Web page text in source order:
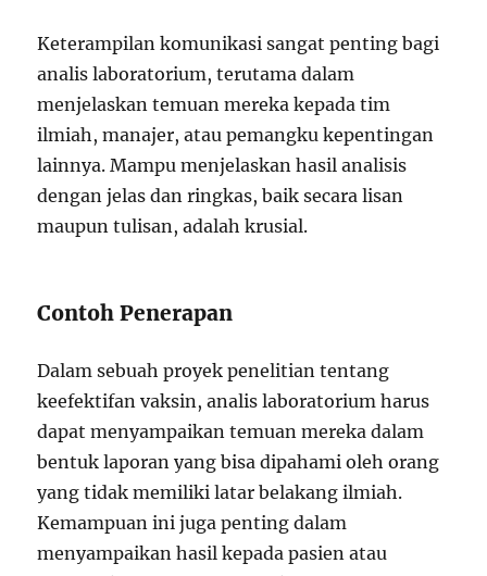
Keterampilan komunikasi sangat penting bagi
analis laboratorium, terutama dalam
menjelaskan temuan mereka kepada tim
ilmiah, manajer, atau pemangku kepentingan
lainnya. Mampu menjelaskan hasil analisis
dengan jelas dan ringkas, baik secara lisan
maupun tulisan, adalah krusial.
Contoh Penerapan
Dalam sebuah proyek penelitian tentang
keefektifan vaksin, analis laboratorium harus
dapat menyampaikan temuan mereka dalam
bentuk laporan yang bisa dipahami oleh orang
yang tidak memiliki latar belakang ilmiah.
Kemampuan ini juga penting dalam
menyampaikan hasil kepada pasien atau